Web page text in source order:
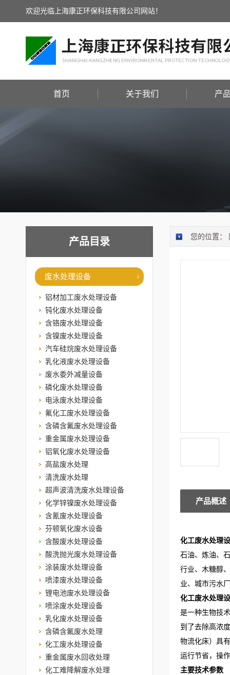
欢迎光临上海康正环保科技有限公司网站！
首页 关于我们 产
产品目录
废水处理设备
铝材加工废水处理设备
钝化废水处理设备
含铬废水处理设备
含镍废水处理设备
汽车硅烷废水处理设备
乳化液废水处理设备
废水委外减量设备
磷化废水处理设备
电泳废水处理设备
氟化工废水处理设备
含磷含氟废水处理设备
重金属废水处理设备
铝氧化废水处理设备
高盐废水处理
清洗废水处理
超声波清洗废水处理设备
化学锌镍废水处理设备
含氰废水处理设备
芬顿氧化废水设备
含酸废水处理设备
酸洗抛光废水处理设备
涂装废水处理设备
喷漆废水处理设备
锂电池废水处理设备
喷涂废水处理设备
乳化废水处理设备
含磷含氟废水处理
化工废水处理设备
重金属废水回收处理
化工难降解废水处理
您的位置：
产品概述
化工废水处理
石油、炼油、
行业、木糖醇
业、城市污水
化工废水处理
是一种生物技
到了去除高浓
物流化床）具
运行节省，操
主要技术参数